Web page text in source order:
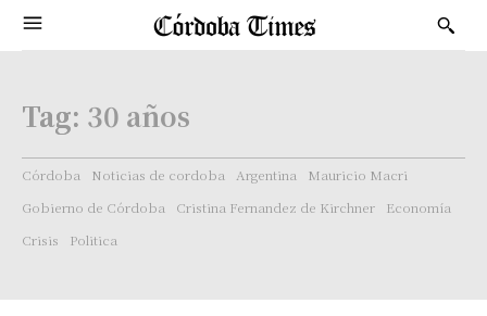
Tag: 30 años
Córdoba Noticias de cordoba Argentina
Mauricio Macri
Gobierno de Córdoba
Cristina Fernandez de Kirchner
Economía
Crisis
Politica